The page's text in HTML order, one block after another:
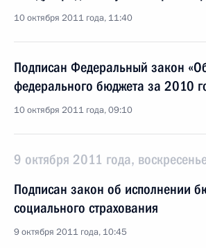
10 октября 2011 года, 11:40
Подписан Федеральный закон
федерального бюджета за 2010
10 октября 2011 года, 09:10
9 октября 2011 года,
Подписан закон об исполнении
социального страхования
9 октября 2011 года, 10:45